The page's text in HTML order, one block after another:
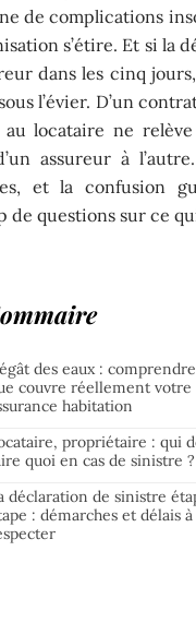
de complications
s’étire. Et si la
dans les cinq
l’évier. D’un
au locataire ne
assureur à
et la confusion
de questions sur ce
des eaux :
couvre réellement votre
habitation
propriétaire : qui
quoi en cas de sinistre ?
déclaration de sinistre
: démarches et délais à